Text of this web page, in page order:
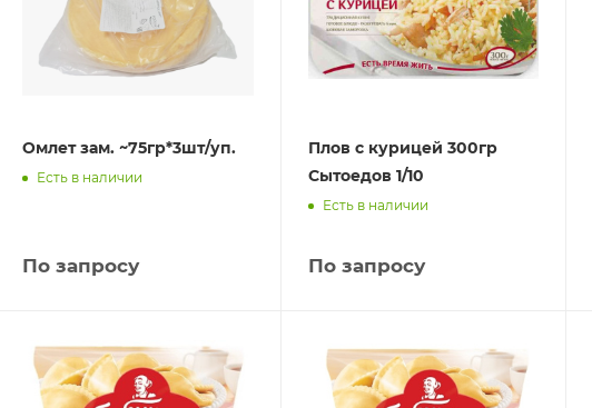
Омлет зам. ~75гр*3шт/уп.
Есть в наличии
По запросу
Плов с курицей 300гр
Сытоедов 1/10
Есть в наличии
По запросу